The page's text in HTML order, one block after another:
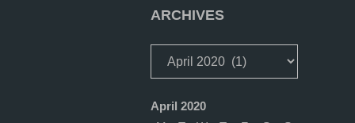
ARCHIVES
April 2020